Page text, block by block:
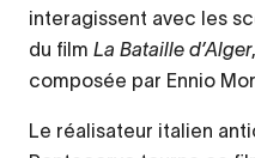
interagissent avec les
du film La Bataille d’Alger
composée par Ennio
Le réalisateur italien